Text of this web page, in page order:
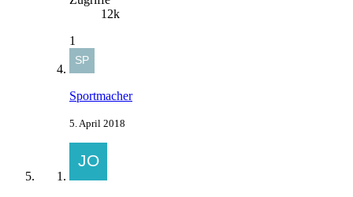
12k
1
Sportmacher
5. April 2018